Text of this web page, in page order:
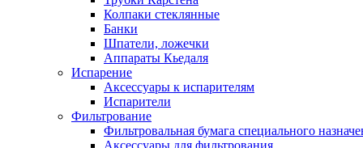
Колпаки стеклянные
Банки
Шпатели, ложечки
Аппараты Кьедаля
Испарение
Аксессуары к испарителям
Испарители
Фильтрование
Фильтровальная бумага специального
Аксессуары для фильтрования